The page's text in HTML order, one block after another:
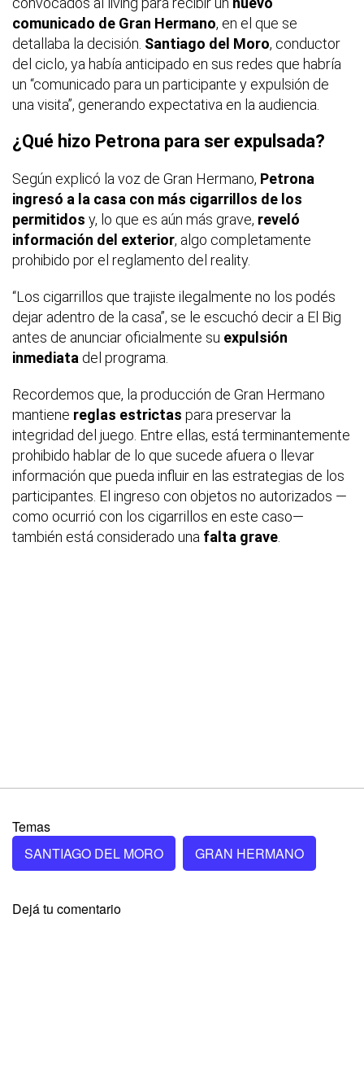
comunicado de Gran Hermano, en el que se
detallaba la decisión. Santiago del Moro, conductor
del ciclo, ya había anticipado en sus redes que habría
un “comunicado para un participante y expulsión de
una visita”, generando expectativa en la audiencia.
¿Qué hizo Petrona para ser expulsada?
Según explicó la voz de Gran Hermano, Petrona
ingresó a la casa con más cigarrillos de los
permitidos y, lo que es aún más grave, reveló
información del exterior, algo completamente
prohibido por el reglamento del reality.
“Los cigarrillos que trajiste ilegalmente no los podés
dejar adentro de la casa”, se le escuchó decir a El Big
antes de anunciar oficialmente su expulsión
inmediata del programa.
Recordemos que, la producción de Gran Hermano
mantiene reglas estrictas para preservar la
integridad del juego. Entre ellas, está terminantemente
prohibido hablar de lo que sucede afuera o llevar
información que pueda influir en las estrategias de los
participantes. El ingreso con objetos no autorizados —
como ocurrió con los cigarrillos en este caso—
también está considerado una falta grave.
Temas
SANTIAGO DEL MORO
GRAN HERMANO
Dejá tu comentario